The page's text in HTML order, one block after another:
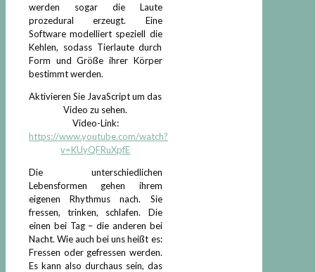
werden sogar die Laute
prozedural erzeugt. Eine
Software modelliert speziell die
Kehlen, sodass Tierlaute durch
Form und Größe ihrer Körper
bestimmt werden.
Aktivieren Sie JavaScript um das
Video zu sehen.
Video-Link:
https://www.youtube.com/watch?
v=KUyQFRuXpfE
Die unterschiedlichen
Lebensformen gehen ihrem
eigenen Rhythmus nach. Sie
fressen, trinken, schlafen. Die
einen bei Tag – die anderen bei
Nacht. Wie auch bei uns heißt es:
Fressen oder gefressen werden.
Es kann also durchaus sein, das